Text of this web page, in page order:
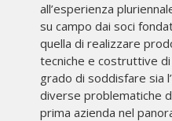
all’esperienza
su campo dai soci
quella di realizzare
tecniche e costruttive di
grado di soddisfare sia
diverse problematiche
prima azienda nel